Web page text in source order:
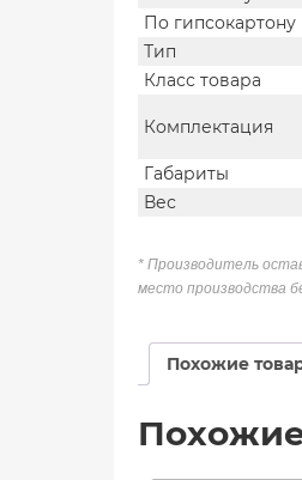
По гипсокартону
Тип
Класс товара
Комплектация
Габариты
Вес
* Производитель
место производства
Похожие